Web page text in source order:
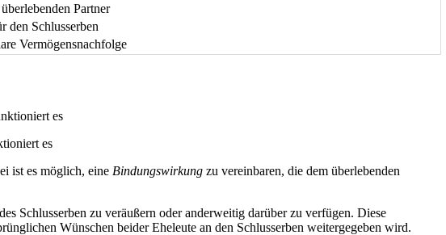
Partner
den Schlusserben
Vermögensnachfolge
es
ist es möglich, eine Bindungswirkung zu vereinbaren, die dem überlebenden
Schlusserben zu veräußern oder anderweitig darüber zu verfügen. Diese
Wünschen beider Eheleute an den Schlusserben weitergegeben wird.